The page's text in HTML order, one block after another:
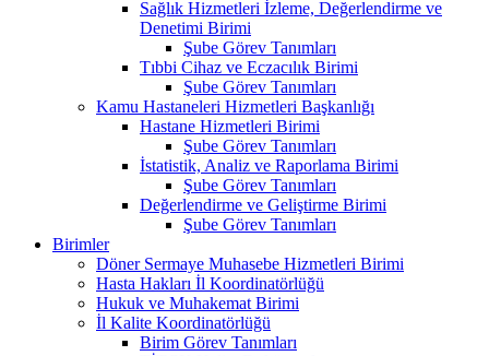
Sağlık Hizmetleri İzleme, Değerlendirme ve
Denetimi Birimi
Şube Görev Tanımları
Tıbbi Cihaz ve Eczacılık Birimi
Şube Görev Tanımları
Kamu Hastaneleri Hizmetleri Başkanlığı
Hastane Hizmetleri Birimi
Şube Görev Tanımları
İstatistik, Analiz ve Raporlama Birimi
Şube Görev Tanımları
Değerlendirme ve Geliştirme Birimi
Şube Görev Tanımları
Birimler
Döner Sermaye Muhasebe Hizmetleri Birimi
Hasta Hakları İl Koordinatörlüğü
Hukuk ve Muhakemat Birimi
İl Kalite Koordinatörlüğü
Birim Görev Tanımları